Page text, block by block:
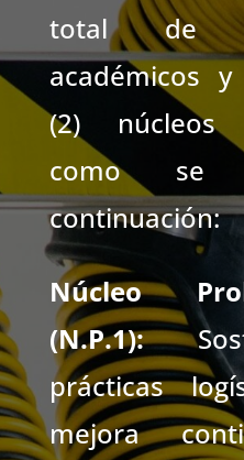
total de
académicos
(2) núcleos
como se
continuación:
Núcleo
(N.P.1):
prácticas
mejora